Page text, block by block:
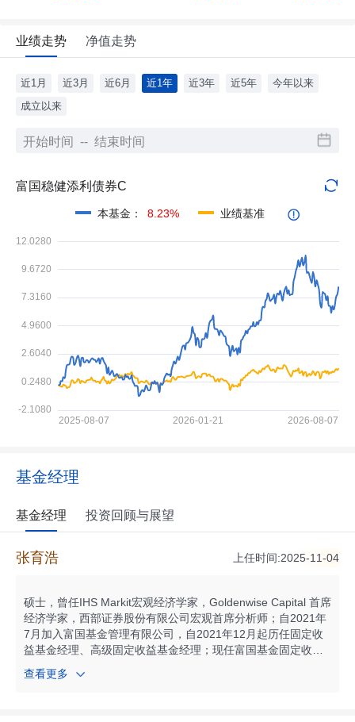
业绩走势 净值走势
近1月 近3月 近6月 近1年 近3年 近5年
今年以来
成立以来
富国稳健添利债券C
本基金 ： 8.23% 业绩基准
基金经理
基金经理 投资回顾与展望
张育浩 上任时间:2025-11-04
硕士，曾任IHS Markit宏观经济学家，Goldenwise Capital 首席
经济学家，西部证券股份有限公司宏观首席分析师；自2021年
7月加入富国基金管理有限公司，自2021年12月起历任固定收
益基金经理、高级固定收益基金经理；现任富国基金固定收益
投资部研究总监兼高级固定收益基金经理。自2021年12月起任
富国悦享回报12个月持有期混合型证券投资基金基金经理；自2
查看更多